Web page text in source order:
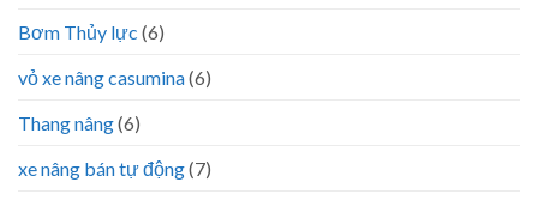
Bơm Thủy lực (6)
vỏ xe nâng casumina(6)
Thang nâng(6)
xe nâng bán tự động(7)